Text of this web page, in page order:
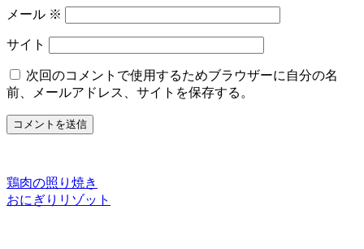
メール ※
サイト
次回のコメントで使用するためブラウザーに自分の名
前、メールアドレス、サイトを保存する。
鶏肉の照り焼き
おにぎりリゾット